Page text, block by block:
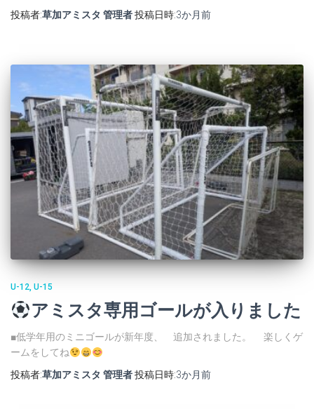
投稿者:草加アミスタ 管理者投稿日時:3か月前
U-12 U-15
アミスタ専用ゴールが入りました
■低学年用のミニゴールが新年度、 追加されました。 楽しくゲ
ームをしてね
投稿者:草加アミスタ 管理者投稿日時:3か月前